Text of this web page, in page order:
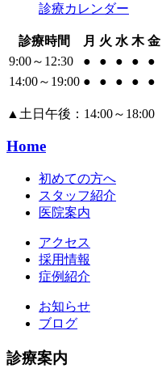
診療カレンダー
診療時間 月 火 水 木 金
9:00～12:30
● ● ● ● ●
14:00～19:00 ● ● ● ● ●
▲ 土日午後：14:00～18:00
Home
初めての方へ
スタッフ紹介
医院案内
アクセス
採用情報
症例紹介
お知らせ
ブログ
診療案内